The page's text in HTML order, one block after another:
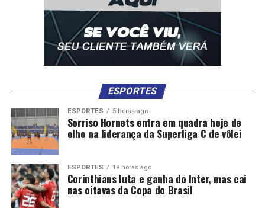
ESPORTES
ESPORTES 5 horas ago
Sorriso Hornets entra em quadra hoje de
olho na liderança da Superliga C de vôlei
ESPORTES 18 horas ago
Corinthians luta e ganha do Inter, mas cai
nas oitavas da Copa do Brasil